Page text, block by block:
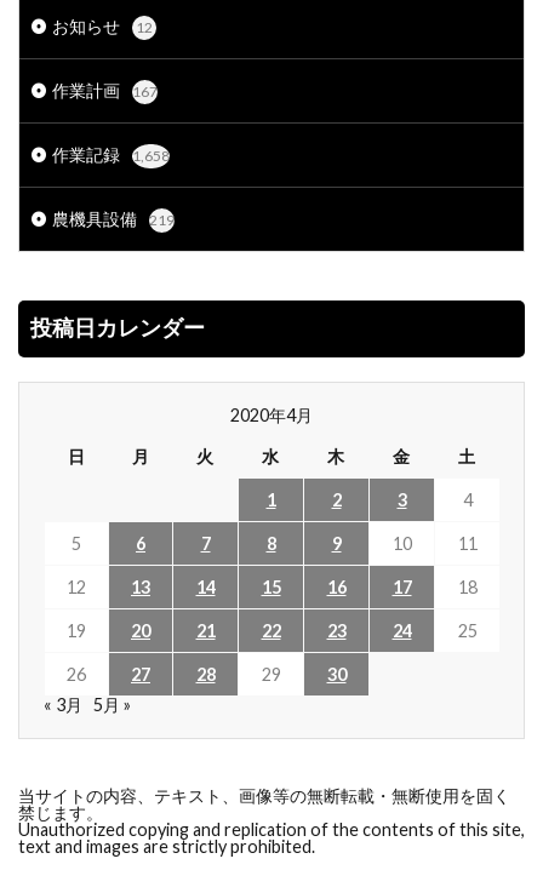
お知らせ 12
作業計画 167
作業記録 1,658
農機具設備 219
投稿日カレンダー
2020年4月
日
月 火 水 木 金 土
1 2 3 4
5 6 7 8 9 10 11
12 13 14 15 16 17 18
19 20 21 22 23 24 25
26 27 28 29
30
« 3月
5月 »
当サイトの内容、テキスト、画像等の無断転載・無断使用を固く
禁じます。
Unauthorized copying and replication of the contents of this site,
text and images are strictly prohibited.